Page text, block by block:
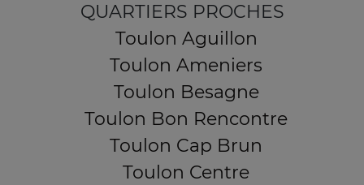
QUARTIERS PROCHES
Toulon Aguillon
Toulon Ameniers
Toulon Besagne
Toulon Bon Rencontre
Toulon Cap Brun
Toulon Centre